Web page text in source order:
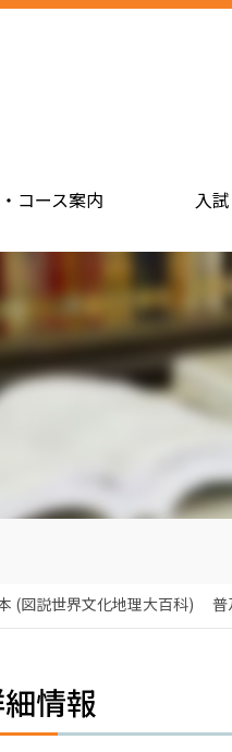
コース案内 入試
(図説世界文化地理大百科) 普
情報